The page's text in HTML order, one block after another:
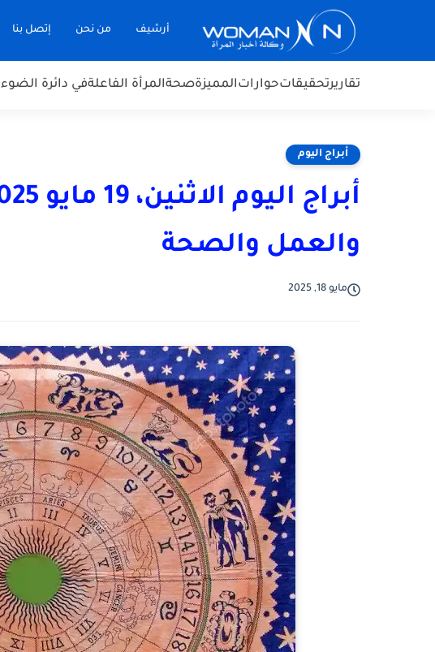
أرشيف من نحن إتصل بنا
تقاريرتحقيقاتحواراتالمميزةصحةالمرأة الفاعلةفي دائرة الضوء
أبراج اليوم
والعمل والصحة
مايو 18, 2025